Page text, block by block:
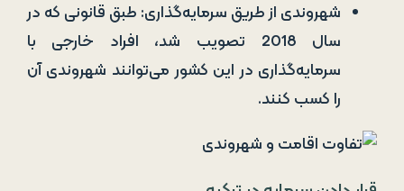
شهروندی از طریق سرمایه‌گذاری: طبق قانونی که در
سال 2018 تصویب شد، افراد خارجی با
سرمایه‌گذاری در این کشور می‌توانند شهروندی آن
را کسب کنند.